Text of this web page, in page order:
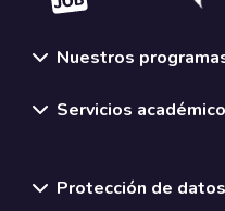
Nuestros
Servicios
Protección de datos